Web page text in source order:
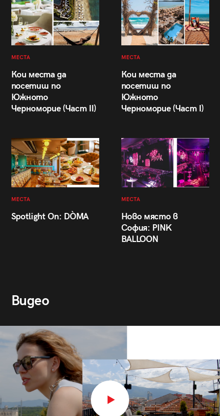
МЕСТА
Кои места да
посетиш по
Южното
Черноморие (Част II)
МЕСТА
Кои места да
посетиш по
Южното
Черноморие (Част I)
МЕСТА
Spotlight On: DÒMA
МЕСТА
Ново място в
София: PINK
BALLOON
Видео